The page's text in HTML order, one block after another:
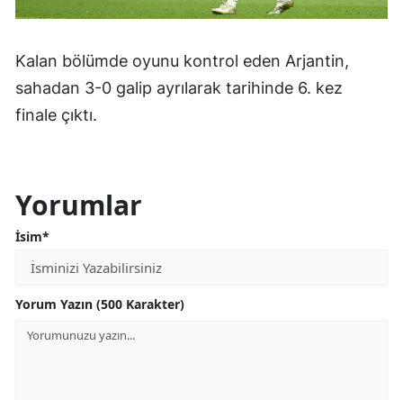
Osmaniye
Kalan bölümde oyunu kontrol eden Arjantin,
sahadan 3-0 galip ayrılarak tarihinde 6. kez
finale çıktı.
Yorumlar
İsim*
Yorum Yazın (500 Karakter)